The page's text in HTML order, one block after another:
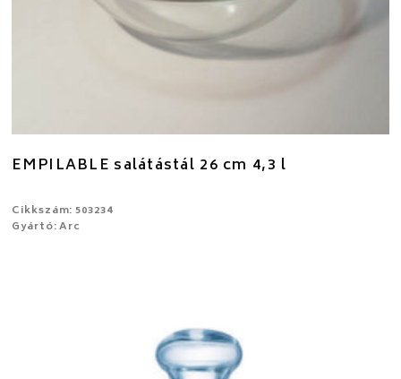
EMPILABLE salátástál 26 cm 4,3 l
Cikkszám: 503234
Gyártó: Arc